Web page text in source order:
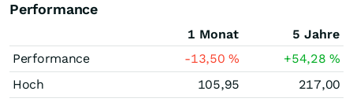
Performance
1 Monat
5 Jahre
Performance
-13,50% +54,28%
Hoch
105,95
217,00